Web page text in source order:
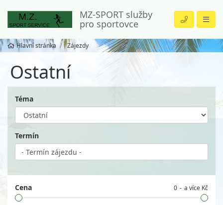
MZ-SPORT služby
pro sportovce
Hlavní stránka Zájezdy
Ostatní
Téma
Termín
Cena 0 a více Kč